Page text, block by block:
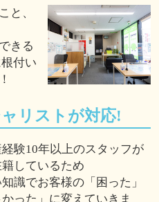
と、
きる
付い
リストが対応!
験10年以上のスタッフが
しているため
識でお客様の「困った」
った」に変えていきま